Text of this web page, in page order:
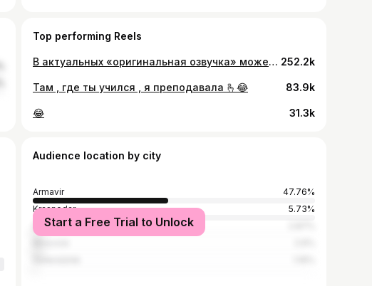
Top performing Reels
В актуальных «оригинальная озвучка» можете посмотреть реакцию 🥰 В сторисах нас больше 🤗 Подписывайтесь , с нами все по-простому 🥰 252.2k
Там , где ты учился , я преподавала 🫰😂 83.9k
😂 31.3k
Audience location by city
Armavir
47.76%
Krasnodar
5.73%
Sochi
Start a Free Trial to Unlock